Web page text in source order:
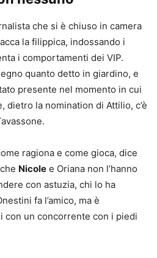
che si è chiuso in camera
la filippica, indossando i
i comportamenti dei VIP.
quanto detto in giardino, e
presente nel momento in cui
dietro la nomination di Attilio, c’è
ragiona e come gioca, dice
Nicole e Oriana non l’hanno
con astuzia, chi lo ha
fa l’amico, ma è
con un concorrente con i piedi